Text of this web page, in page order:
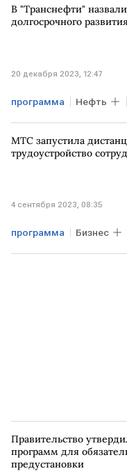
В "Транснефти"
долгосрочного
20 декабря 2023, 12:47
программа Нефть
РОССИЯ
МТС запустила
трудоустройство
4 сентября 2023, 08:35
программа Бизнес
рынок труда
Правительство
программ для
предустановки